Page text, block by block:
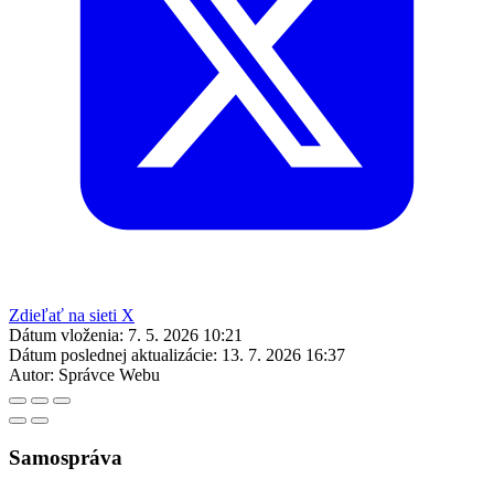
Zdieľať na sieti X
Dátum vloženia: 7. 5. 2026 10:21
Dátum poslednej aktualizácie: 13. 7. 2026 16:37
Autor: Správce Webu
Samospráva